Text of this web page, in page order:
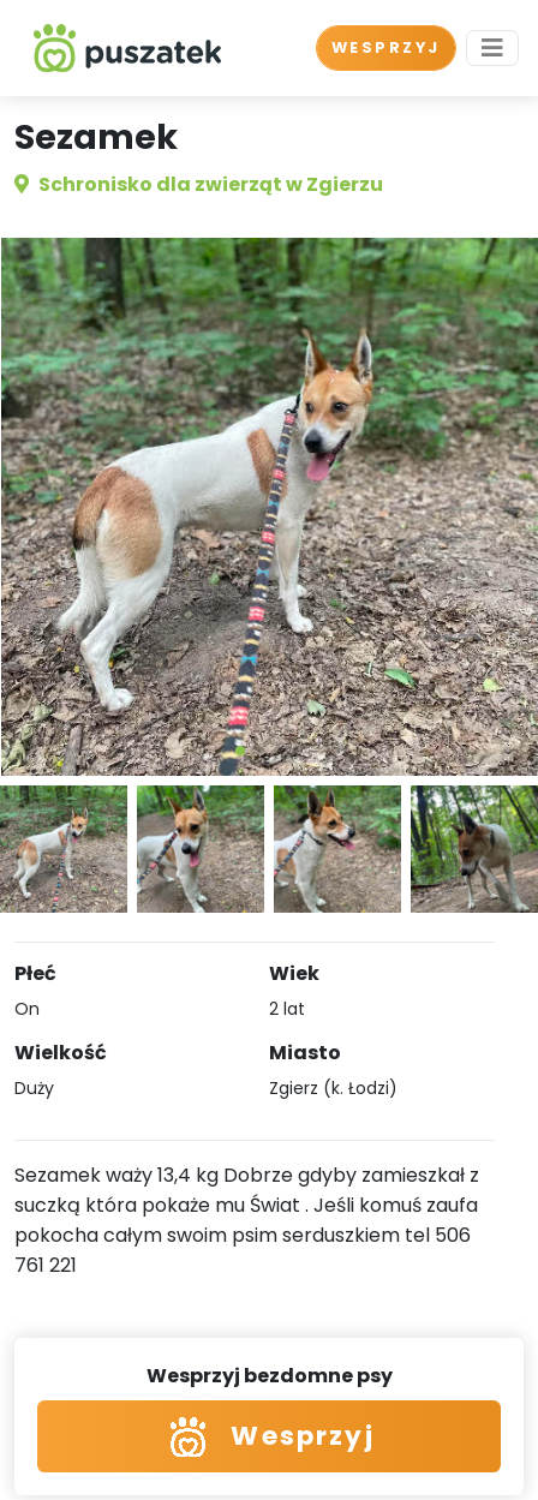
WESPRZYJ
Sezamek
Schronisko dla zwierząt w Zgierzu
Płeć
On
Wielkość
Duży
Wiek
2 lat
Miasto
Zgierz (k. Łodzi)
Sezamek waży 13,4 kg Dobrze gdyby zamieszkał z
suczką która pokaże mu Świat . Jeśli komuś zaufa
pokocha całym swoim psim serduszkiem tel 506
761 221
Wesprzyj bezdomne psy
Wesprzyj